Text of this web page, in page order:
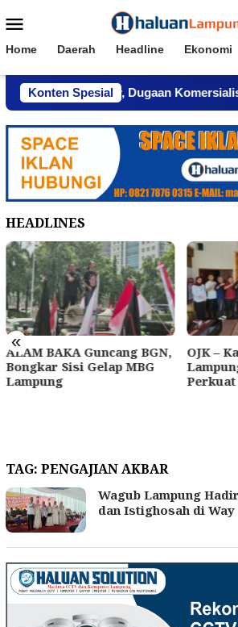
ke
Mobile
Home Daerah Headline Ekonomi
Konten Spesial
Menghindar, Dugaan Komersialisasi
HEADLINES
«
ALAM BAKA Guncang BGN,
Bongkar Sisi Gelap MBG
Lampung
OJK –
Perkuat
TAG: PENGAJIAN AKBAR
Wagub Lampung
dan Istighosah di Way